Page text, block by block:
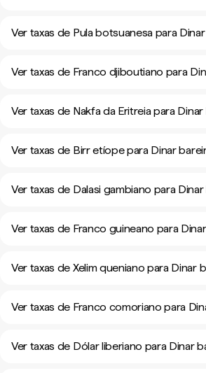
Ver taxas de Pula botsuanesa para
Ver taxas de Franco djiboutiano para
Ver taxas de Nakfa da Eritreia para
Ver taxas de Birr etíope para Dinar
Ver taxas de Dalasi gambiano para
Ver taxas de Franco guineano para
Ver taxas de Xelim queniano para Dinar
Ver taxas de Franco comoriano para
Ver taxas de Dólar liberiano para Dinar